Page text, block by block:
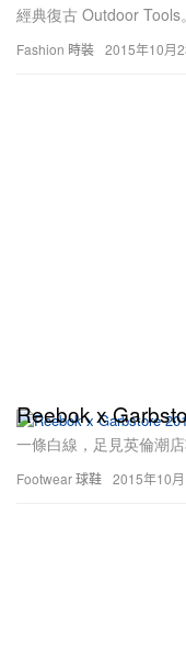
Fashion 時裝
經典復古 Outdoor Tools。
2015年10月
Footwear 球鞋
Reebok x
一條白線，足見英倫潮
2015年10